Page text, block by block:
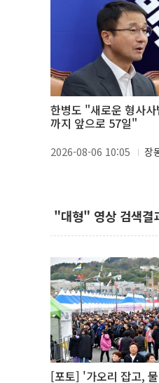
한병도 "새로운 형사사
까지 앞으로 57일"
2026-08-06 10:05 장
"대형" 영상 검색결
[포토] '가오리 잡고,